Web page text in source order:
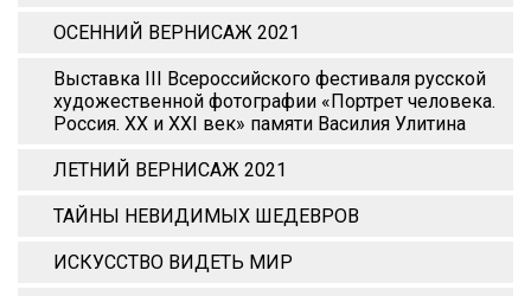
ОСЕННИЙ ВЕРНИСАЖ 2021
Выставка III Всероссийского фестиваля русской
художественной фотографии «Портрет человека.
Россия. XX и XХI век» памяти Василия Улитина
ЛЕТНИЙ ВЕРНИСАЖ 2021
ТАЙНЫ НЕВИДИМЫХ ШЕДЕВРОВ
ИСКУССТВО ВИДЕТЬ МИР